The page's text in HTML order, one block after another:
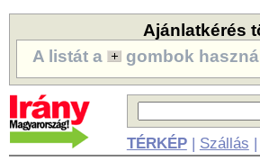
Ajánlatkérés
A listát a
gombok
TÉRKÉP| Szállás |